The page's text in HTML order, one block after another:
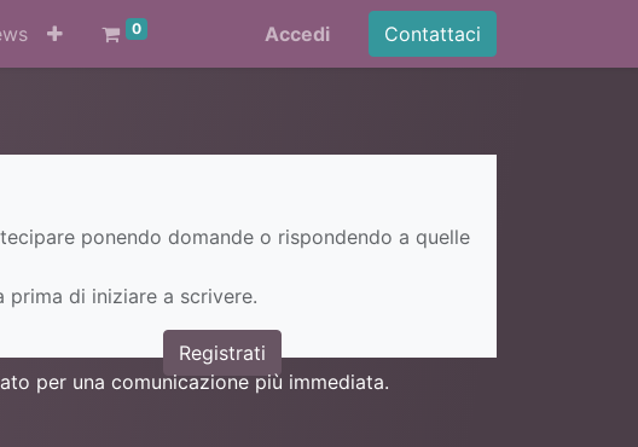
0 Accedi Contattaci
ponendo domande o rispondendo a quelle
di iniziare a scrivere.
Registrati
per una comunicazione più immediata.